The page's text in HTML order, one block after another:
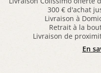
300 € d'achat
Livraison à
Retrait à la
Livraison de
En